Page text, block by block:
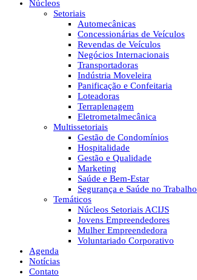
Núcleos
Setoriais
Automecânicas
Concessionárias de Veículos
Revendas de Veículos
Negócios Internacionais
Transportadoras
Indústria Moveleira
Panificação e Confeitaria
Loteadoras
Terraplenagem
Eletrometalmecânica
Multissetoriais
Gestão de Condomínios
Hospitalidade
Gestão e Qualidade
Marketing
Saúde e Bem-Estar
Segurança e Saúde no Trabalho
Temáticos
Núcleos Setoriais ACIJS
Jovens Empreendedores
Mulher Empreendedora
Voluntariado Corporativo
Agenda
Notícias
Contato